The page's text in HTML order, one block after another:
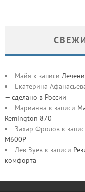
Майя к записи
Екатерина
— сделано в России
Марианна к записи
Remington 870
Захар Фролов к
M600P
Лев Зуев к записи
комфорта